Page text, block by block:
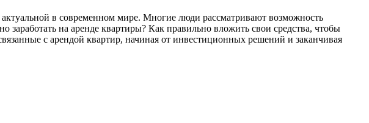
в современном мире. Многие люди рассматривают возможность
на аренде квартиры? Как правильно вложить свои средства, чтобы
с арендой квартир, начиная от инвестиционных решений и заканчивая